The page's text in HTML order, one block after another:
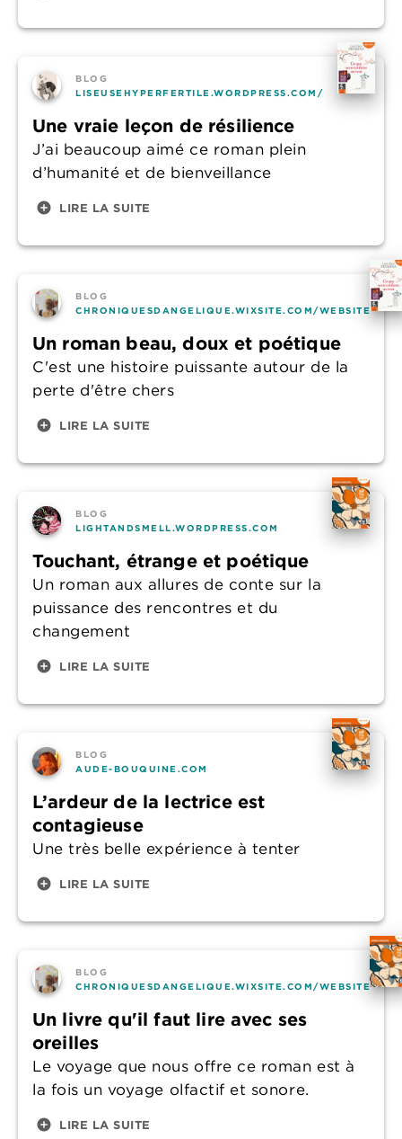
BLOG
LISEUSEHYPERFERTILE.WORDPRESS.COM/
Une vraie leçon de résilience
J’ai beaucoup aimé ce roman plein
d’humanité et de bienveillance
add_circle LIRE LA SUITE
BLOG
CHRONIQUESDANGELIQUE.WIXSITE.COM/WEBSITE
Un roman beau, doux et poétique
C'est une histoire puissante autour de la
perte d'être chers
add_circle LIRE LA SUITE
BLOG
LIGHTANDSMELL.WORDPRESS.COM
Touchant, étrange et poétique
Un roman aux allures de conte sur la
puissance des rencontres et du
changement
add_circle LIRE LA SUITE
BLOG
AUDE-BOUQUINE.COM
L’ardeur de la lectrice est
contagieuse
Une très belle expérience à tenter
add_circle LIRE LA SUITE
BLOG
CHRONIQUESDANGELIQUE.WIXSITE.COM/WEBSITE
Un livre qu'il faut lire avec ses
oreilles
Le voyage que nous offre ce roman est à
la fois un voyage olfactif et sonore.
add_circle LIRE LA SUITE